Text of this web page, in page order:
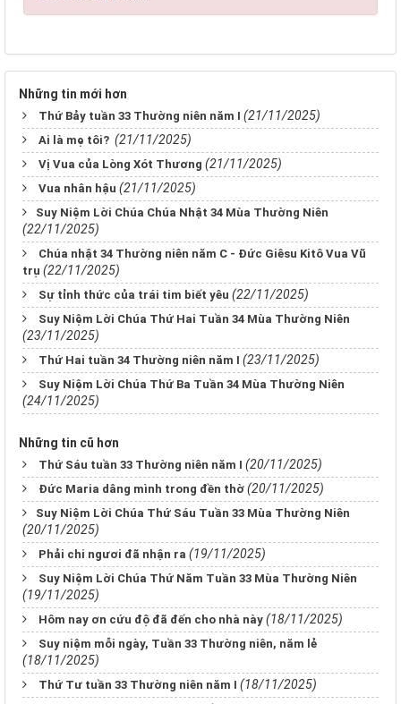
Những tin mới hơn
Thứ Bảy tuần 33 Thường niên năm I (21/11/2025)
Ai là mẹ tôi? (21/11/2025)
Vị Vua của Lòng Xót Thương (21/11/2025)
Vua nhân hậu (21/11/2025)
​​​​​​​Suy Niệm Lời Chúa Chúa Nhật 34 Mùa Thường Niên
(22/11/2025)
Chúa nhật 34 Thường niên năm C - Đức Giêsu Kitô Vua Vũ
trụ (22/11/2025)
Sự tỉnh thức của trái tim biết yêu (22/11/2025)
Suy Niệm Lời Chúa Thứ Hai Tuần 34 Mùa Thường Niên
(23/11/2025)
Thứ Hai tuần 34 Thường niên năm I (23/11/2025)
Suy Niệm Lời Chúa Thứ Ba Tuần 34 Mùa Thường Niên
(24/11/2025)
Những tin cũ hơn
Thứ Sáu tuần 33 Thường niên năm I (20/11/2025)
Đức Maria dâng mình trong đền thờ (20/11/2025)
​​​​​​​Suy Niệm Lời Chúa Thứ Sáu Tuần 33 Mùa Thường Niên
(20/11/2025)
Phải chi ngươi đã nhận ra (19/11/2025)
Suy Niệm Lời Chúa Thứ Năm Tuần 33 Mùa Thường Niên
(19/11/2025)
Hôm nay ơn cứu độ đã đến cho nhà này (18/11/2025)
Suy niệm mỗi ngày, Tuần 33 Thường niên, năm lẻ
(18/11/2025)
Thứ Tư tuần 33 Thường niên năm I (18/11/2025)